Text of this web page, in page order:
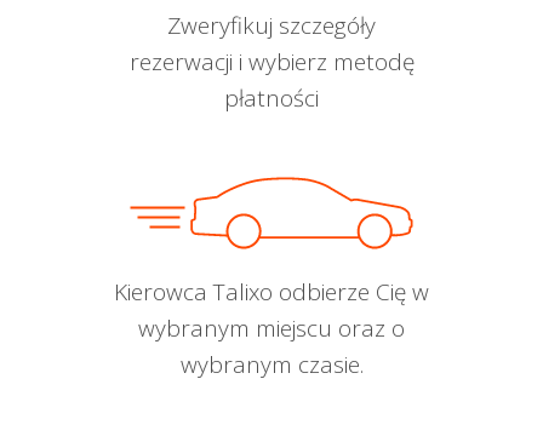
Zweryfikuj szczegóły
rezerwacji i wybierz metodę
płatności
Kierowca Talixo odbierze Cię w
wybranym miejscu oraz o
wybranym czasie.